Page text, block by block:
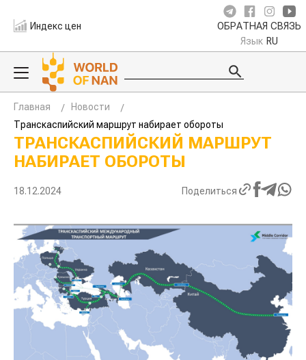
Индекс цен ОБРАТНАЯ СВЯЗЬ
Язык RU
Главная
Новости
Транскаспийский маршрут набирает обороты
ТРАНСКАСПИЙСКИЙ МАРШРУТ
НАБИРАЕТ ОБОРОТЫ
18.12.2024 Поделиться